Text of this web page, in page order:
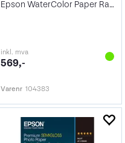
Epson WaterColor Paper Radiant White A3+
inkl. mva
569,-
Varenr 104383